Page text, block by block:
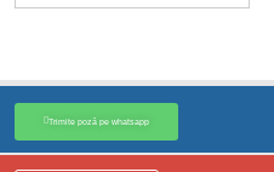
Trimite poză pe whatsapp